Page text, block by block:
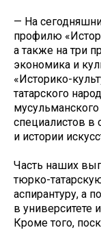
— На
профилю
а также на три
экономика и
«Историко-
татарского
специалистов в
и истории
Часть наших
тюрко-
аспирантуру, а
в университете
Кроме того,